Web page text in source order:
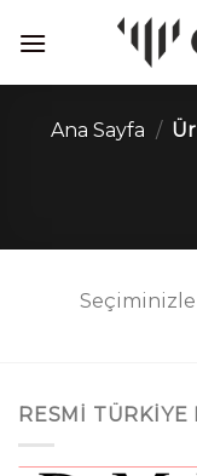
atla
Ana Sayfa /
RESMI